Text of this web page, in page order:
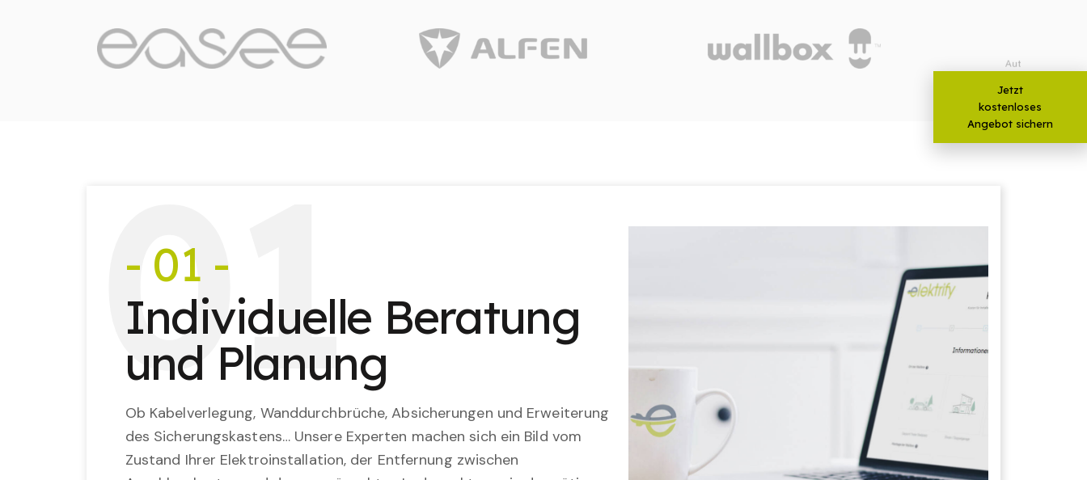
01
- 01 -
Individuelle Beratung
und Planung
Ob Kabelverlegung, Wanddurchbrüche, Absicherungen und Erweiterung
des Sicherungskastens… Unsere Experten machen sich ein Bild vom
Zustand Ihrer Elektroinstallation, der Entfernung zwischen
Jetzt
kostenloses
Angebot sichern